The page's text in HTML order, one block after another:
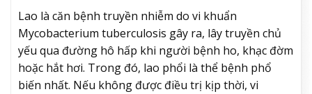
Lao là căn bệnh truyền nhiễm do vi khuẩn
Mycobacterium tuberculosis gây ra, lây truyền chủ
yếu qua đường hô hấp khi người bệnh ho, khạc đờm
hoặc hắt hơi. Trong đó, lao phổi là thể bệnh phổ
biến nhất. Nếu không được điều trị kịp thời, vi